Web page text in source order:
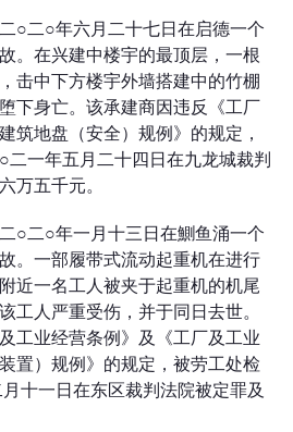
○二○年六月二十七日在启德一个
。在兴建中楼宇的最顶层，一根
击中下方楼宇外墙搭建中的竹棚
下身亡。该承建商因违反《工厂
筑地盘（安全）规例》的规定，
二一年五月二十四日在九龙城裁判
万五千元。
○二○年一月十三日在鰂鱼涌一个
。一部履带式流动起重机在进行
近一名工人被夹于起重机的机尾
工人严重受伤，并于同日去世。
工业经营条例》及《工厂及工业
置）规例》的规定，被劳工处检
十一日在东区裁判法院被定罪及